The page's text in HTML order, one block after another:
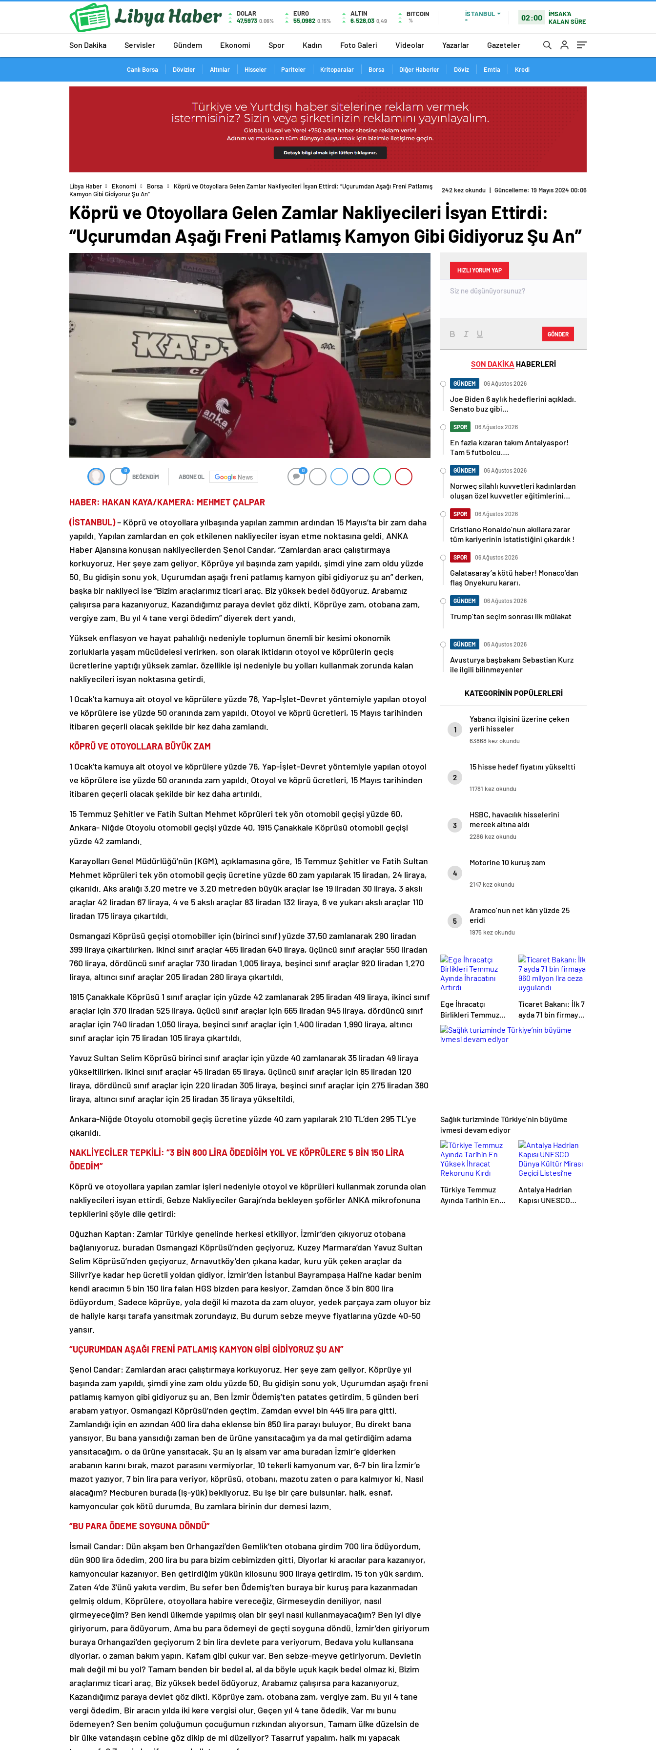
DOLAR
47,5973 0.06%
EURO
55,0982 0.15%
ALTIN
6.528,03 0,49
BITCOIN
%
İSTANBUL
°
02:00
İMSAK'A
KALAN SÜRE
Son Dakika Servisler Gündem Ekonomi Spor Kadın Foto Galeri Videolar Yazarlar Gazeteler
Canlı Borsa Dövizler Altınlar Hisseler Pariteler Kritoparalar Borsa Diğer Haberler Döviz Emtia Kredi
Libya Haber Ekonomi Borsa
Köprü ve Otoyollara Gelen Zamlar Nakliyecileri İsyan Ettirdi: “Uçurumdan Aşağı Freni Patlamış
Kamyon Gibi Gidiyoruz Şu An”
242 kez okundu | Güncelleme: 19 Mayıs 2024 00:06
Köprü ve Otoyollara Gelen Zamlar Nakliyecileri İsyan Ettirdi:
“Uçurumdan Aşağı Freni Patlamış Kamyon Gibi Gidiyoruz Şu An”
0
BEĞENDİM ABONE OL News
0
HABER: HAKAN KAYA/KAMERA: MEHMET ÇALPAR
(İSTANBUL)– Köprü ve otoyollara yılbaşında yapılan zammın ardından 15 Mayıs’ta bir zam daha
yapıldı. Yapılan zamlardan en çok etkilenen nakliyeciler isyan etme noktasına geldi. ANKA
Haber Ajansına konuşan nakliyecilerden Şenol Candar, “Zamlardan aracı çalıştırmaya
korkuyoruz. Her şeye zam geliyor. Köprüye yıl başında zam yapıldı, şimdi yine zam oldu yüzde
50. Bu gidişin sonu yok. Uçurumdan aşağı freni patlamış kamyon gibi gidiyoruz şu an” derken,
başka bir nakliyeci ise “Bizim araçlarımız ticari araç. Biz yüksek bedel ödüyoruz. Arabamız
çalışırsa para kazanıyoruz. Kazandığımız paraya devlet göz dikti. Köprüye zam, otobana zam,
vergiye zam. Bu yıl 4 tane vergi ödedim” diyerek dert yandı.
Yüksek enflasyon ve hayat pahalılığı nedeniyle toplumun önemli bir kesimi okonomik
zorluklarla yaşam mücüdelesi verirken, son olarak iktidarın otoyol ve köprülerin geçiş
ücretlerine yaptığı yüksek zamlar, özellikle işi nedeniyle bu yolları kullanmak zorunda kalan
nakliyecileri isyan noktasına getirdi.
1 Ocak’ta kamuya ait otoyol ve köprülere yüzde 76, Yap-İşlet-Devret yöntemiyle yapılan otoyol
ve köprülere ise yüzde 50 oranında zam yapıldı. Otoyol ve köprü ücretleri, 15 Mayıs tarihinden
itibaren geçerli olacak şekilde bir kez daha zamlandı.
KÖPRÜ VE OTOYOLLARA BÜYÜK ZAM
1 Ocak’ta kamuya ait otoyol ve köprülere yüzde 76, Yap-İşlet-Devret yöntemiyle yapılan otoyol
ve köprülere ise yüzde 50 oranında zam yapıldı. Otoyol ve köprü ücretleri, 15 Mayıs tarihinden
itibaren geçerli olacak şekilde bir kez daha artırıldı.
15 Temmuz Şehitler ve Fatih Sultan Mehmet köprüleri tek yön otomobil geçişi yüzde 60,
Ankara- Niğde Otoyolu otomobil geçişi yüzde 40, 1915 Çanakkale Köprüsü otomobil geçişi
yüzde 42 zamlandı.
Karayolları Genel Müdürlüğü’nün (KGM), açıklamasına göre, 15 Temmuz Şehitler ve Fatih Sultan
Mehmet köprüleri tek yön otomobil geçiş ücretine yüzde 60 zam yapılarak 15 liradan, 24 liraya,
çıkarıldı. Aks aralığı 3.20 metre ve 3.20 metreden büyük araçlar ise 19 liradan 30 liraya, 3 akslı
araçlar 42 liradan 67 liraya, 4 ve 5 akslı araçlar 83 liradan 132 liraya, 6 ve yukarı akslı araçlar 110
liradan 175 liraya çıkartıldı.
Osmangazi Köprüsü geçişi otomobiller için (birinci sınıf) yüzde 37,50 zamlanarak 290 liradan
399 liraya çıkartılırken, ikinci sınıf araçlar 465 liradan 640 liraya, üçüncü sınıf araçlar 550 liradan
760 liraya, dördüncü sınıf araçlar 730 liradan 1.005 liraya, beşinci sınıf araçlar 920 liradan 1.270
liraya, altıncı sınıf araçlar 205 liradan 280 liraya çıkartıldı.
1915 Çanakkale Köprüsü 1 sınıf araçlar için yüzde 42 zamlanarak 295 liradan 419 liraya, ikinci sınıf
araçlar için 370 liradan 525 liraya, üçücü sınıf araçlar için 665 liradan 945 liraya, dördüncü sınıf
araçlar için 740 liradan 1.050 liraya, beşinci sınıf araçlar için 1.400 liradan 1.990 liraya, altıncı
sınıf araçlar için 75 liradan 105 liraya çıkartıldı.
Yavuz Sultan Selim Köprüsü birinci sınıf araçlar için yüzde 40 zamlanarak 35 liradan 49 liraya
yükseltilirken, ikinci sınıf araçlar 45 liradan 65 liraya, üçüncü sınıf araçlar için 85 liradan 120
liraya, dördüncü sınıf araçlar için 220 liradan 305 liraya, beşinci sınıf araçlar için 275 liradan 380
liraya, altıncı sınıf araçlar için 25 liradan 35 liraya yükseltildi.
Ankara-Niğde Otoyolu otomobil geçiş ücretine yüzde 40 zam yapılarak 210 TL’den 295 TL’ye
çıkarıldı.
NAKLİYECİLER TEPKİLİ: “3 BİN 800 LİRA ÖDEDİĞİM YOL VE KÖPRÜLERE 5 BİN 150 LİRA
ÖDEDİM”
Köprü ve otoyollara yapılan zamlar işleri nedeniyle otoyol ve köprüleri kullanmak zorunda olan
nakliyecileri isyan ettirdi. Gebze Nakliyeciler Garajı’nda bekleyen şoförler ANKA mikrofonuna
tepkilerini şöyle dile getirdi:
Oğuzhan Kaptan: Zamlar Türkiye genelinde herkesi etkiliyor. İzmir’den çıkıyoruz otobana
bağlanıyoruz, buradan Osmangazi Köprüsü’nden geçiyoruz, Kuzey Marmara’dan Yavuz Sultan
Selim Köprüsü’nden geçiyoruz. Arnavutköy’den çıkana kadar, kuru yük çeken araçlar da
Silivri’ye kadar hep ücretli yoldan gidiyor. İzmir’den İstanbul Bayrampaşa Hali’ne kadar benim
kendi aracımın 5 bin 150 lira falan HGS bizden para kesiyor. Zamdan önce 3 bin 800 lira
ödüyordum. Sadece köprüye, yola değil ki mazota da zam oluyor, yedek parçaya zam oluyor biz
de haliyle karşı tarafa yansıtmak zorundayız. Bu durum sebze meyve fiyatlarına yüzde 40-50
yansır.
“UÇURUMDAN AŞAĞI FRENİ PATLAMIŞ KAMYON GİBİ GİDİYORUZ ŞU AN”
Şenol Candar: Zamlardan aracı çalıştırmaya korkuyoruz. Her şeye zam geliyor. Köprüye yıl
başında zam yapıldı, şimdi yine zam oldu yüzde 50. Bu gidişin sonu yok. Uçurumdan aşağı freni
patlamış kamyon gibi gidiyoruz şu an. Ben İzmir Ödemiş’ten patates getirdim. 5 günden beri
arabam yatıyor. Osmangazi Köprüsü’nden geçtim. Zamdan evvel bin 445 lira para gitti.
Zamlandığı için en azından 400 lira daha eklense bin 850 lira parayı buluyor. Bu direkt bana
yansıyor. Bu bana yansıdığı zaman ben de ürüne yansıtacağım ya da mal getirdiğim adama
yansıtacağım, o da ürüne yansıtacak. Şu an iş alsam var ama buradan İzmir’e giderken
arabanın karını bırak, mazot parasını vermiyorlar. 10 tekerli kamyonum var, 6-7 bin lira İzmir’e
mazot yazıyor. 7 bin lira para veriyor, köprüsü, otobanı, mazotu zaten o para kalmıyor ki. Nasıl
alacağım? Mecburen burada (iş-yük) bekliyoruz. Bu işe bir çare bulsunlar, halk, esnaf,
kamyoncular çok kötü durumda. Bu zamlara birinin dur demesi lazım.
“BU PARA ÖDEME SOYGUNA DÖNDÜ”
İsmail Candar: Dün akşam ben Orhangazi’den Gemlik’ten otobana girdim 700 lira ödüyordum,
dün 900 lira ödedim. 200 lira bu para bizim cebimizden gitti. Diyorlar ki aracılar para kazanıyor,
kamyoncular kazanıyor. Ben getirdiğim yükün kilosunu 900 liraya getirdim, 15 ton yük sardım.
Zaten 4’de 3’ünü yakıta verdim. Bu sefer ben Ödemiş’ten buraya bir kuruş para kazanmadan
gelmiş oldum. Köprülere, otoyollara habire vereceğiz. Girmeseydin deniliyor, nasıl
girmeyeceğim? Ben kendi ülkemde yapılmış olan bir şeyi nasıl kullanmayacağım? Ben iyi diye
giriyorum, para ödüyorum. Ama bu para ödemeyi de geçti soyguna döndü. İzmir’den giriyorum
buraya Orhangazi’den geçiyorum 2 bin lira devlete para veriyorum. Bedava yolu kullansana
diyorlar, o zaman bakım yapın. Kafam gibi çukur var. Ben sebze-meyve getiriyorum. Devletin
malı değil mi bu yol? Tamam benden bir bedel al, al da böyle uçuk kaçık bedel olmaz ki. Bizim
araçlarımız ticari araç. Biz yüksek bedel ödüyoruz. Arabamız çalışırsa para kazanıyoruz.
Kazandığımız paraya devlet göz dikti. Köprüye zam, otobana zam, vergiye zam. Bu yıl 4 tane
vergi ödedim. Bir aracın yılda iki kere vergisi olur. Geçen yıl 4 tane ödedik. Var mı bunu
ödemeyen? Sen benim çoluğumun çocuğumun rızkından alıyorsun. Tamam ülke düzelsin de
bir ülke vatandaşın cebine göz dikip de mi düzeliyor? Tasarruf yapalım, halk mı yapacak
HIZLI YORUM YAP
GÖNDER
SON DAKİKA HABERLERİ
GÜNDEM 06 Ağustos 2026
Joe Biden 6 aylık hedeflerini açıkladı.
Senato buz gibi…
SPOR 06 Ağustos 2026
En fazla kızaran takım Antalyaspor!
Tam 5 futbolcu….
GÜNDEM 06 Ağustos 2026
Norweç silahlı kuvvetleri kadınlardan
oluşan özel kuvvetler eğitimlerini
SPOR 06 Ağustos 2026
Cristiano Ronaldo’nun akıllara zarar
tüm kariyerinin istatistiğini çıkardık !
SPOR 06 Ağustos 2026
Galatasaray’a kötü haber! Monaco’dan
flaş Onyekuru kararı.
GÜNDEM 06 Ağustos 2026
Trump’tan seçim sonrası ilk mülakat
GÜNDEM 06 Ağustos 2026
Avusturya başbakanı Sebastian Kurz
ile ilgili bilinmeyenler
KATEGORİNİN POPÜLERLERİ
1
Yabancı ilgisini üzerine çeken
yerli hisseler
63868 kez okundu
2
15 hisse hedef fiyatını yükseltti
11781 kez okundu
3
HSBC, havacılık hisselerini
mercek altına aldı
2286 kez okundu
4
Motorine 10 kuruş zam
2147 kez okundu
5
Aramco’nun net kârı yüzde 25
eridi
1975 kez okundu
Ege İhracatçı
Birlikleri Temmuz
Ayında İhracatını
Artırdı
Ticaret Bakanı: İlk 7
ayda 71 bin firmaya
960 milyon lira ceza
uygulandı
Sağlık turizminde Türkiye’nin büyüme
ivmesi devam ediyor
Türkiye Temmuz
Ayında Tarihin En
Antalya Hadrian
Kapısı UNESCO